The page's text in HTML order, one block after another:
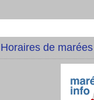
Horaires de marées